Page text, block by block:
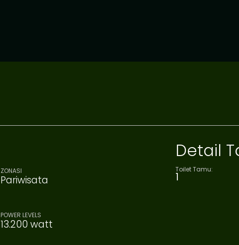
ZONASI
Pariwisata
POWER LEVELS
13.200 watt
Detail
Toilet Tamu:
1